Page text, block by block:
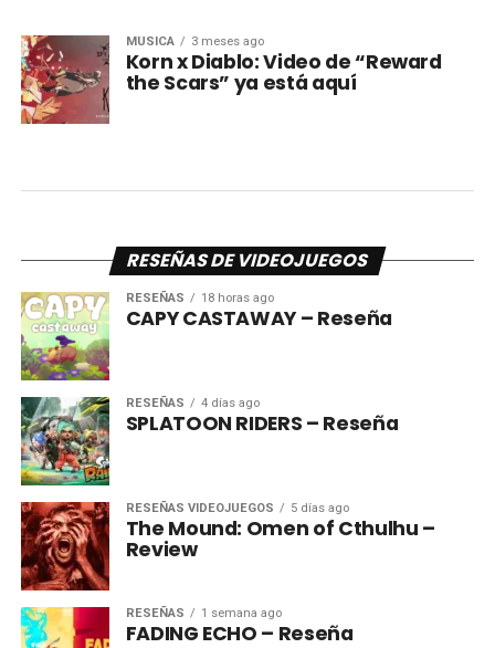
MÚSICA 3 meses ago
Korn x Diablo: Video de “Reward
the Scars” ya está aquí
RESEÑAS DE VIDEOJUEGOS
RESEÑAS 18 horas ago
CAPY CASTAWAY – Reseña
RESEÑAS 4 días ago
SPLATOON RIDERS – Reseña
RESEÑAS VIDEOJUEGOS 5 días ago
The Mound: Omen of Cthulhu –
Review
RESEÑAS 1 semana ago
FADING ECHO – Reseña